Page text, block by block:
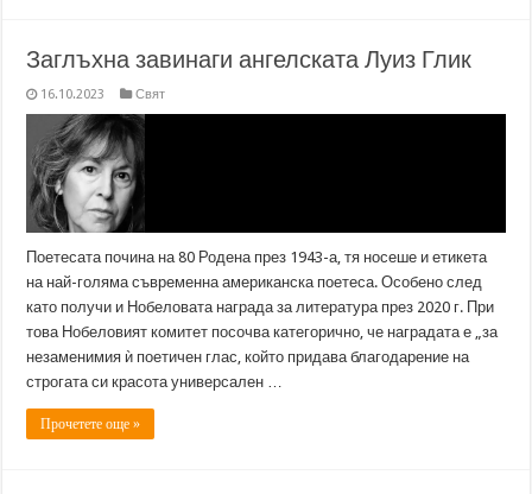
Заглъхна завинаги ангелската Луиз Глик
16.10.2023 Свят
Поетесата почина на 80 Родена през 1943-а, тя носеше и етикета
на най-голяма съвременна американска поетеса. Особено след
като получи и Нобеловата награда за литература през 2020 г. При
това Нобеловият комитет посочва категорично, че наградата е „за
незаменимия ѝ поетичен глас, който придава благодарение на
строгата си красота универсален …
Прочетете още »